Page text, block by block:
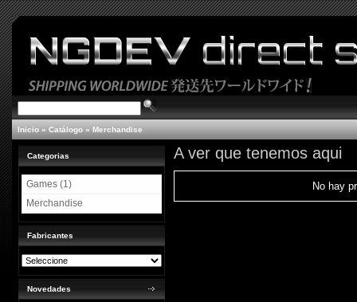
Inicio » Catálogo » Merchandise
Categorias
Games (1)
Merchandise
Fabricantes
Novedades
A ver que tenemos aqui
No hay